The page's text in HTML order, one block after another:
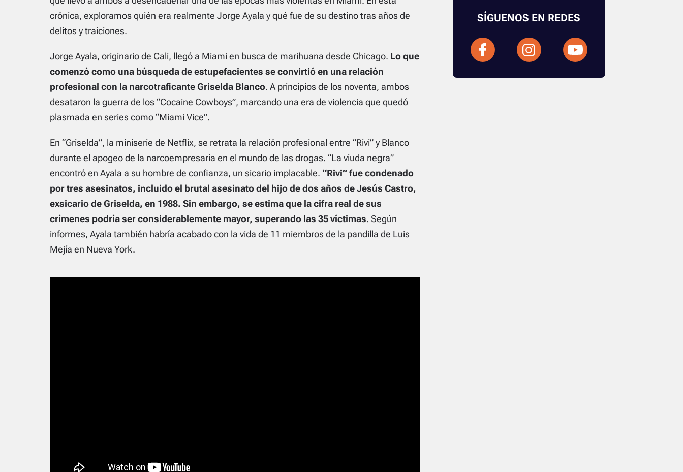
crónica, exploramos quién era realmente Jorge Ayala y qué fue de su destino tras años de
delitos y traiciones.
Jorge Ayala, originario de Cali, llegó a Miami en busca de marihuana desde Chicago. Lo que
comenzó como una búsqueda de estupefacientes se convirtió en una relación
profesional con la narcotraficante Griselda Blanco. A principios de los noventa, ambos
desataron la guerra de los “Cocaine Cowboys”, marcando una era de violencia que quedó
plasmada en series como “Miami Vice”.
En “Griselda”, la miniserie de Netflix, se retrata la relación profesional entre “Rivi” y Blanco
durante el apogeo de la narcoempresaria en el mundo de las drogas. “La viuda negra”
encontró en Ayala a su hombre de confianza, un sicario implacable. “Rivi” fue condenado
por tres asesinatos, incluido el brutal asesinato del hijo de dos años de Jesús Castro,
exsicario de Griselda, en 1988. Sin embargo, se estima que la cifra real de sus
crímenes podría ser considerablemente mayor, superando las 35 víctimas. Según
informes, Ayala también habría acabado con la vida de 11 miembros de la pandilla de Luis
Mejía en Nueva York.
SÍGUENOS EN REDES